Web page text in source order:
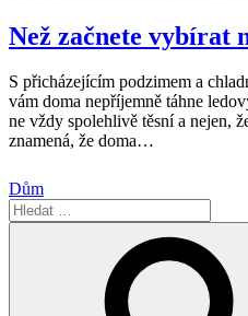
Než začnete vybírat
S přicházejícím podzimem a
vám doma nepříjemně táhne
ne vždy spolehlivě těsní a nejen,
znamená, že doma…
Dům
Hledat: